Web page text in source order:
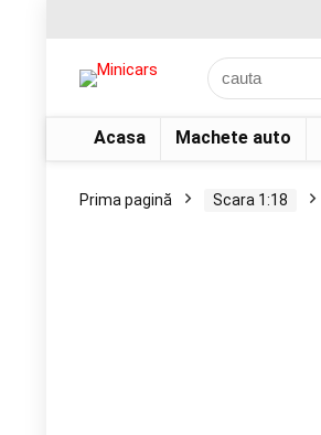
Acasa Machete auto
Prima pagină Scara 1:18